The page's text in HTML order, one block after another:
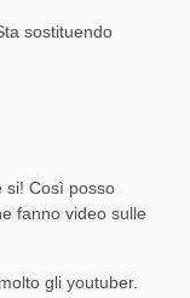
sostituendo
si! Così posso
fanno video sulle
gli youtuber.